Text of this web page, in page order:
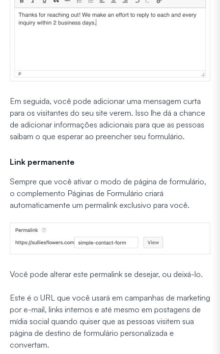
Em seguida, você pode adicionar uma mensagem curta
para os visitantes do seu site verem. Isso lhe dá a chance
de adicionar informações adicionais para que as pessoas
saibam o que esperar ao preencher seu formulário.
Link permanente
Sempre que você ativar o modo de página de formulário,
o complemento Páginas de Formulário criará
automaticamente um permalink exclusivo para você.
Você pode alterar este permalink se desejar, ou deixá-lo.
Este é o URL que você usará em campanhas de marketing
por e-mail, links internos e até mesmo em postagens de
mídia social quando quiser que as pessoas visitem sua
página de destino de formulário personalizada e
convertam.